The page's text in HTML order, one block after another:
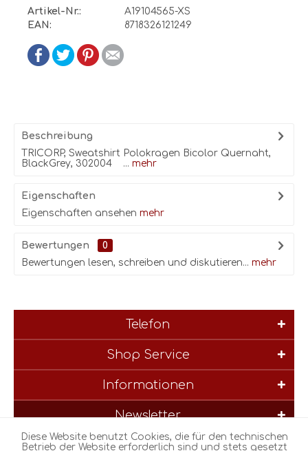
Artikel-Nr.:
A19104565-XS
EAN:
8718326121249
Beschreibung
TRICORP, Sweatshirt Polokragen Bicolor Quernaht,
BlackGrey, 302004 ... mehr
Eigenschaften
Eigenschaften ansehen mehr
Bewertungen
0
Bewertungen lesen, schreiben und diskutieren... mehr
Telefon
Shop Service
Informationen
Newsletter
* Alle Preise inkl. gesetzl. Mehrwertsteuer zzgl.Versandkostenund
Diese Website benutzt Cookies, die für den technischen
Betrieb der Website erforderlich sind und stets gesetzt